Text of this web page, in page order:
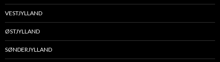
VESTJYLLAND
ØSTJYLLAND
SØNDERJYLLAND